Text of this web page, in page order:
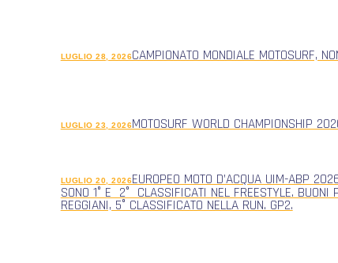
LUGLIO 28, 2026CAMPIONATO MONDIALE MOTOSURF,
LUGLIO 23, 2026MOTOSURF WORLD CHAMPIONSHIP
LUGLIO 20, 2026EUROPEO MOTO D’ACQUA UIM-ABP
SONO 1° E 2° CLASSIFICATI NEL FREESTYLE.
REGGIANI, 5° CLASSIFICATO NELLA RUN. GP2.